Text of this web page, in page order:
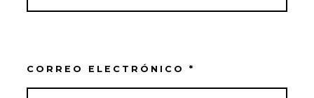
CORREO ELECTRÓNICO *